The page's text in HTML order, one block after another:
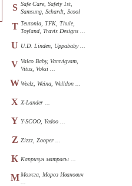
S Safe Care, Safety 1st,
Samsung, Schardt, Scool
T Teutonia, TFK, Thule,
Toyland, Travis Designs ...
U U.D. Linden, Uppababy ...
V Valco Baby, Vamvigvam,
Vitus, Voksi ...
WWeelz, Weina, Welldon ...
X X-Lander ...
Y Y-SCOO, Yedoo ...
Z Zizzz, Zooper ...
К Капризун матрасы ...
М Можга, Мороз Иванович